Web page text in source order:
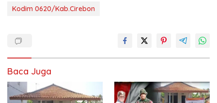
Kodim 0620/Kab.Cirebon
Baca Juga